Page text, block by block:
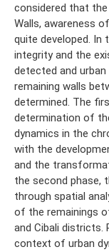
considered that
Walls, awareness
quite developed. In
integrity and the
detected and
remaining walls
determined. The
determination of
dynamics in the
with the
and the
the second phase,
through spatial
of the remainings
and Cibali districts.
context of urban